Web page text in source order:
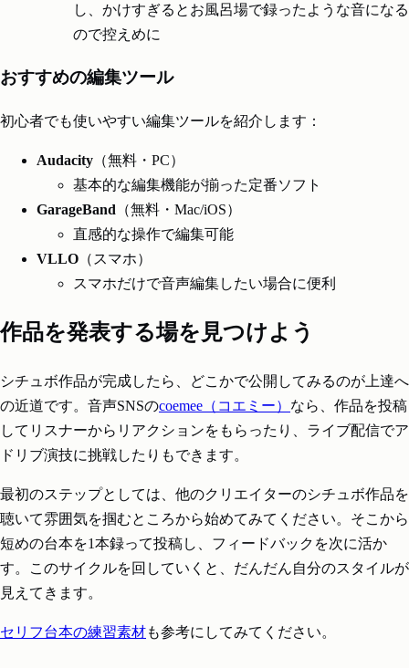
し、かけすぎるとお風呂場で録ったような音になる
ので控えめに
おすすめの編集ツール
初心者でも使いやすい編集ツールを紹介します：
Audacity （無料・PC）
基本的な編集機能が揃った定番ソフト
GarageBand （無料・Mac/iOS）
直感的な操作で編集可能
VLLO （スマホ）
スマホだけで音声編集したい場合に便利
作品を発表する場を見つけよう
シチュボ作品が完成したら、どこかで公開してみるのが上達へ
の近道です。音声SNSのcoemee（コエミー） なら、作品を投稿
してリスナーからリアクションをもらったり、ライブ配信でア
ドリブ演技に挑戦したりもできます。
最初のステップとしては、他のクリエイターのシチュボ作品を
聴いて雰囲気を掴むところから始めてみてください。そこから
短めの台本を1本録って投稿し、フィードバックを次に活か
す。このサイクルを回していくと、だんだん自分のスタイルが
見えてきます。
セリフ台本の練習素材も参考にしてみてください。